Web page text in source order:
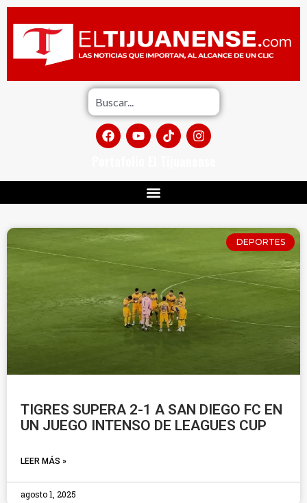
DEPORTES
TIGRES SUPERA 2-1 A SAN DIEGO FC EN
UN JUEGO INTENSO DE LEAGUES CUP
LEER MÁS »
agosto 1, 2025